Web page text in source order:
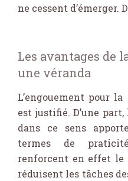
ne cessent d’émerger.
Les avantages de
une véranda
L’engouement pour la
est justifié. D’une
dans ce sens
termes de
renforcent en effet le
réduisent les tâches